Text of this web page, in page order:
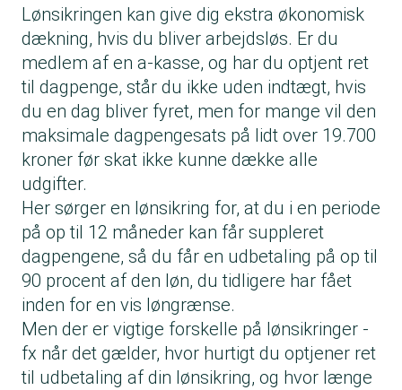
Lønsikringen kan give dig ekstra økonomisk
dækning, hvis du bliver arbejdsløs. Er du
medlem af en a-kasse, og har du optjent ret
til dagpenge, står du ikke uden indtægt, hvis
du en dag bliver fyret, men for mange vil den
maksimale dagpengesats på lidt over 19.700
kroner før skat ikke kunne dække alle
udgifter.
Her sørger en lønsikring for, at du i en periode
på op til 12 måneder kan får suppleret
dagpengene, så du får en udbetaling på op til
90 procent af den løn, du tidligere har fået
inden for en vis løngrænse.
Men der er vigtige forskelle på lønsikringer -
fx når det gælder, hvor hurtigt du optjener ret
til udbetaling af din lønsikring, og hvor længe